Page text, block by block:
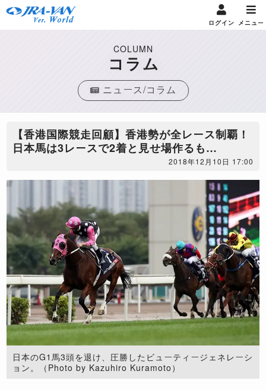
ログイン メニュー
COLUMN
コラム
ニュース/コラム
【香港国際競走回顧】香港勢が全レース制覇！
日本馬は3レースで2着と見せ場作るも…
2018年12月10日 17:00
日本のG1馬3頭を退け、圧勝したビューティージェネレーシ
ョン。（Photo by Kazuhiro Kuramoto）